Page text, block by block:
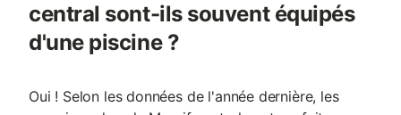
central sont-ils souvent équipés
d'une piscine ?
Oui ! Selon les données de l'année dernière, les